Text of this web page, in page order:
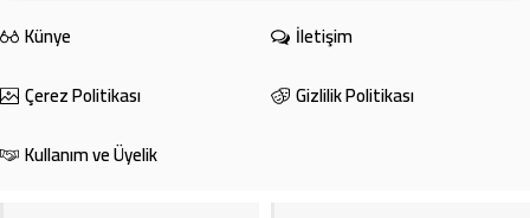
Künye
İletişim
Çerez Politikası
Gizlilik Politikası
Kullanım ve Üyelik